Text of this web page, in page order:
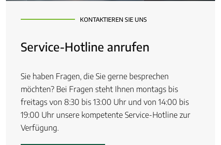
KONTAKTIEREN SIE UNS
Service-Hotline anrufen
Sie haben Fragen, die Sie gerne besprechen
möchten? Bei Fragen steht Ihnen montags bis
freitags von 8:30 bis 13:00 Uhr und von 14:00 bis
19:00 Uhr unsere kompetente Service-Hotline zur
Verfügung.